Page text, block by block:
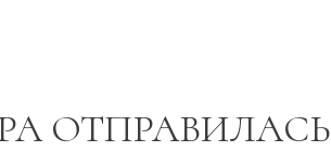
ОТПРАВИЛАСЬ